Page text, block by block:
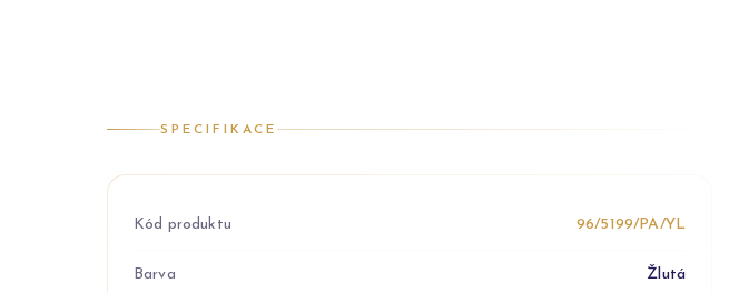
SPECIFIKACE
Kód produktu 96/5199/PA/YL
Barva Žlutá